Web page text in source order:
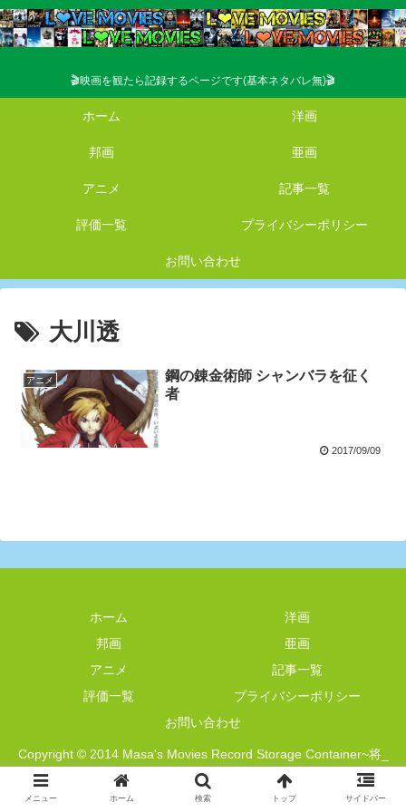
🎬映画を観たら記録するページです(基本ネタバレ無)🎬
ホーム 洋画
邦画 亜画
アニメ 記事一覧
評価一覧 プライバシーポリシー
お問い合わせ
大川透
アニメ
鋼の錬金術師 シャンバラを征く
者
2017/09/09
ホーム
洋画
邦画
亜画
アニメ
記事一覧
評価一覧
プライバシーポリシー
お問い合わせ
Copyright © 2014 Masa's Movies Record Storage Container~将_
映画記録管理簿~ All Rights Reserved.
メニュー ホーム 検索 トップ サイドバー